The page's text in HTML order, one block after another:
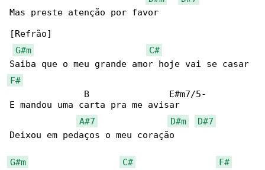
Mas preste atenção por favor
[Refrão]
G#m
C#
F#
              B               E#m7/5-
E mandou uma carta pra me avisar
A#7
D#m
D#7
Deixou em pedaços o meu coração
G#m C#
F#